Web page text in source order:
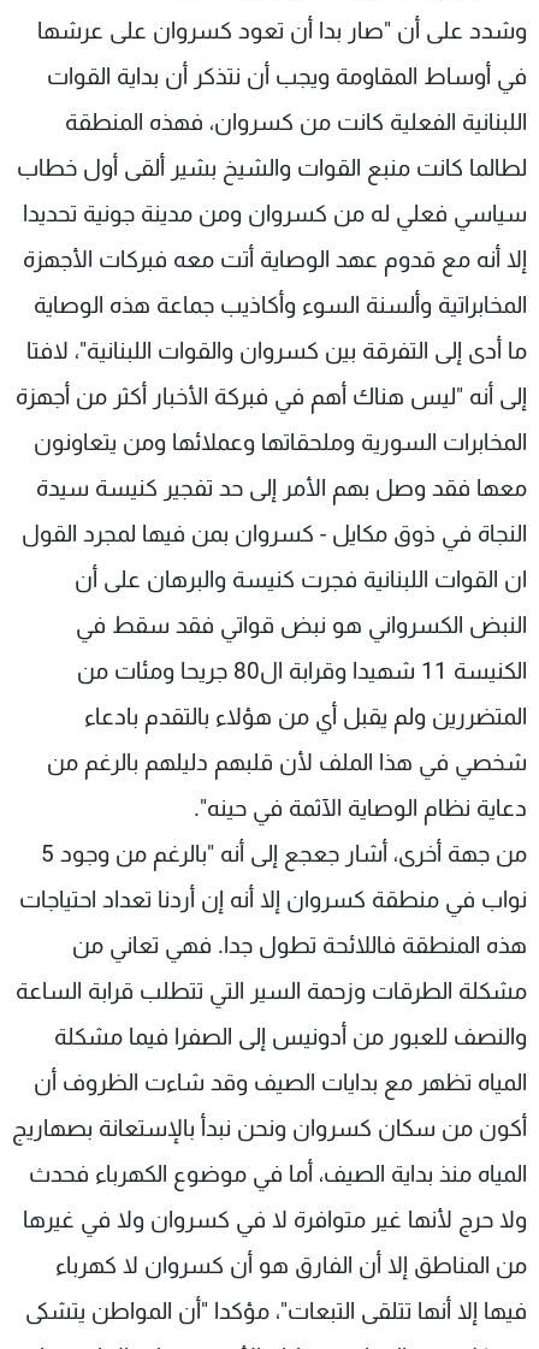
وشدد على أن "صار بدا أن تعود كسروان على عرشها
في أوساط المقاومة ويجب أن نتذكر أن بداية القوات
اللبنانية الفعلية كانت من كسروان، فهذه المنطقة
لطالما كانت منبع القوات والشيخ بشير ألقى أول خطاب
سياسي فعلي له من كسروان ومن مدينة جونية تحديدا
إلا أنه مع قدوم عهد الوصاية أتت معه فبركات الأجهزة
المخابراتية وألسنة السوء وأكاذيب جماعة هذه الوصاية
ما أدى إلى التفرقة بين كسروان والقوات اللبنانية"، لافتا
إلى أنه "ليس هناك أهم في فبركة الأخبار أكثر من أجهزة
المخابرات السورية وملحقاتها وعملائها ومن يتعاونون
معها فقد وصل بهم الأمر إلى حد تفجير كنيسة سيدة
النجاة في ذوق مكايل - كسروان بمن فيها لمجرد القول
ان القوات اللبنانية فجرت كنيسة والبرهان على أن
النبض الكسرواني هو نبض قواتي فقد سقط في
الكنيسة 11 شهيدا وقرابة ال80 جريحا ومئات من
المتضررين ولم يقبل أي من هؤلاء بالتقدم بادعاء
شخصي في هذا الملف لأن قلبهم دليلهم بالرغم من
دعاية نظام الوصاية الآثمة في حينه".
من جهة أخرى، أشار جعجع إلى أنه "بالرغم من وجود 5
نواب في منطقة كسروان إلا أنه إن أردنا تعداد احتياجات
هذه المنطقة فاللائحة تطول جدا. فهي تعاني من
مشكلة الطرقات وزحمة السير التي تتطلب قرابة الساعة
والنصف للعبور من أدونيس إلى الصفرا فيما مشكلة
المياه تظهر مع بدايات الصيف وقد شاءت الظروف أن
أكون من سكان كسروان ونحن نبدأ بالإستعانة بصهاريج
المياه منذ بداية الصيف، أما في موضوع الكهرباء فحدث
ولا حرج لأنها غير متوافرة لا في كسروان ولا في غيرها
من المناطق إلا أن الفارق هو أن كسروان لا كهرباء
فيها إلا أنها تتلقى التبعات"، مؤكدا "أن المواطن يتشكى